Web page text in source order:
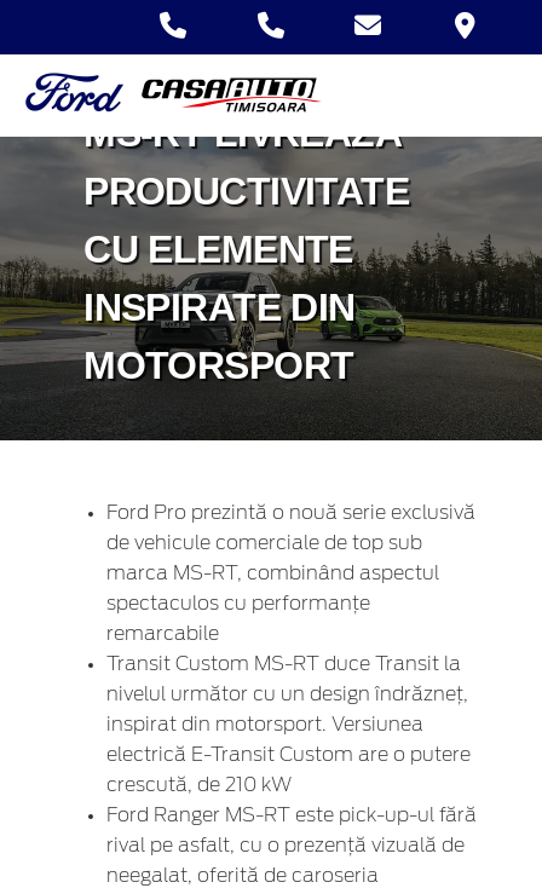
TRANSIT CUSTOM
MS-RT ȘI RANGER
MS-RT LIVREAZĂ
PRODUCTIVITATE
CU ELEMENTE
INSPIRATE DIN
MOTORSPORT
Ford Pro prezintă o nouă serie exclusivă
de vehicule comerciale de top sub
marca MS-RT, combinând aspectul
spectaculos cu performanțe
remarcabile
Transit Custom MS-RT duce Transit la
nivelul următor cu un design îndrăzneț,
inspirat din motorsport. Versiunea
electrică E-Transit Custom are o putere
crescută, de 210 kW
Ford Ranger MS-RT este pick-up-ul fără
rival pe asfalt, cu o prezență vizuală de
neegalat, oferită de caroseria